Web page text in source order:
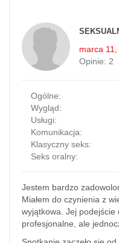
marca
Opinie: 2
Ogólne:
Wygląd:
Usługi:
Komunikacja:
Klasyczny seks:
Seks oralny:
Jestem bardzo
Miałem do czynienia z
wyjątkowa. Jej
profesjonalne, ale